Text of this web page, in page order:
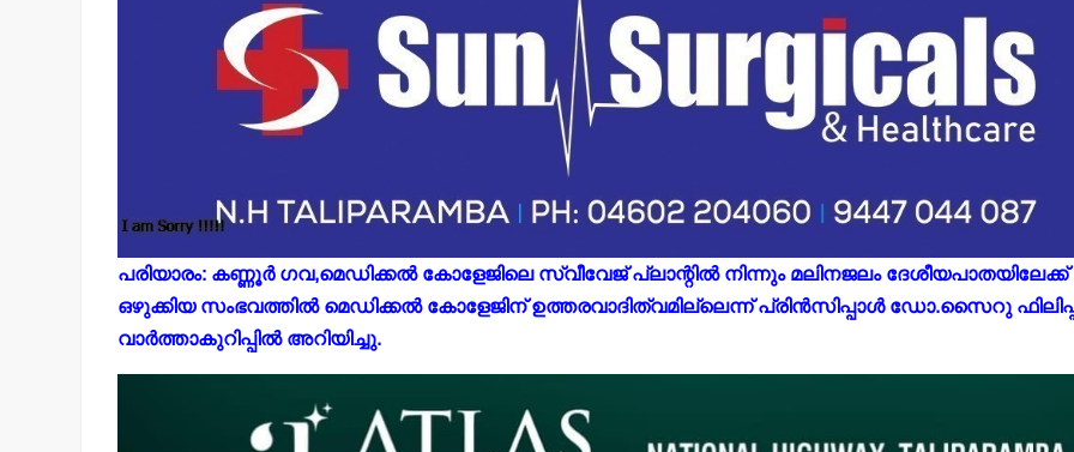
പരിയാരം: കണ്ണൂര്‍ ഗവ,മെഡിക്കല്‍ കോളേജിലെ സ്വീവേജ് പ്ലാന്റില്‍ നിന്നും മലിനജലം ദേശീയപാതയിലേക്ക്
ഒഴുക്കിയ സംഭവത്തില്‍ മെഡിക്കല്‍ കോളേജിന് ഉത്തരവാദിത്വമില്ലെന്ന് പ്രിന്‍സിപ്പാള്‍ ഡോ.സൈറു
വാര്‍ത്താകുറിപ്പില്‍ അറിയിച്ചു.